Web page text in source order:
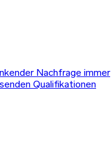
Nachfrage immer
Qualifikationen